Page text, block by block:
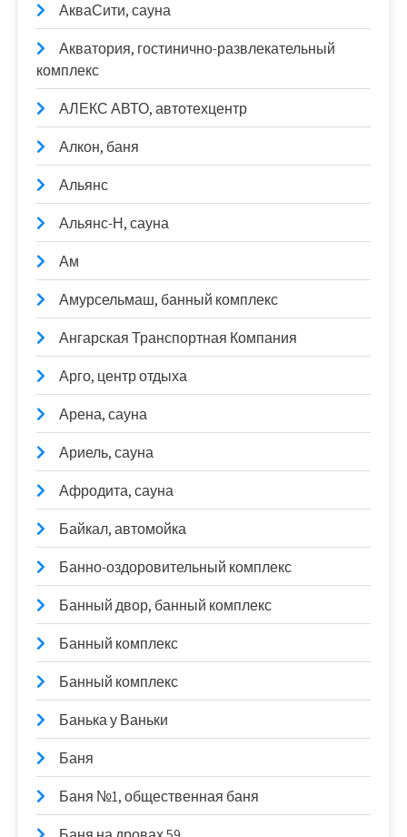
АкваСити, сауна
Акватория, гостинично-развлекательный
комплекс
АЛЕКС АВТО, автотехцентр
Алкон, баня
Альянс
Альянс-Н, сауна
Ам
Амурсельмаш, банный комплекс
Ангарская Транспортная Компания
Арго, центр отдыха
Арена, сауна
Ариель, сауна
Афродита, сауна
Байкал, автомойка
Банно-оздоровительный комплекс
Банный двор, банный комплекс
Банный комплекс
Банный комплекс
Банька у Ваньки
Баня
Баня №1, общественная баня